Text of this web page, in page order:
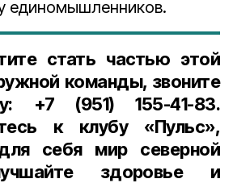
единомышленников.
стать частью этой
команды, звоните
+7 (951) 155-41-83.
к клубу «Пульс»,
себя мир северной
здоровье и